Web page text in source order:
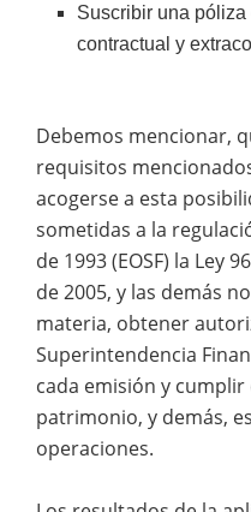
Suscribir una
contractual y
Debemos mencionar,
requisitos
acogerse a esta
sometidas a la
de 1993 (EOSF) la Ley
de 2005, y las demás
materia, obtener
Superintendencia
cada emisión y
patrimonio, y demás,
operaciones.